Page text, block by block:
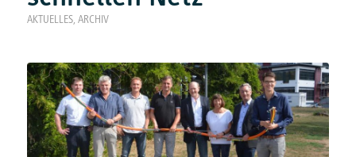
AKTUELLES, ARCHIV